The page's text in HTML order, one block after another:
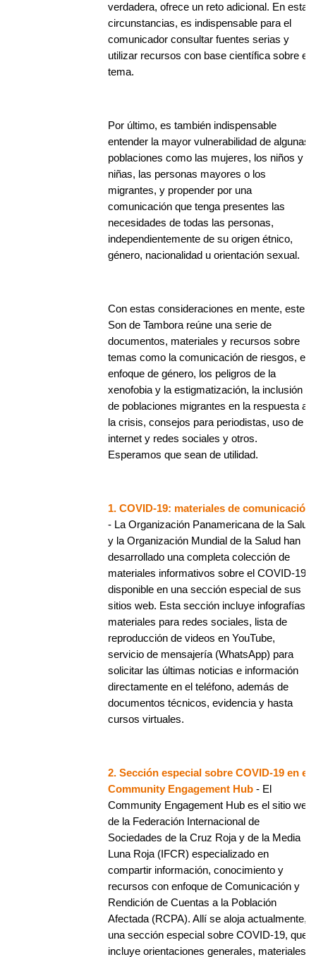
verdadera, ofrece un reto adicional. En estas
circunstancias, es indispensable para el
comunicador consultar fuentes serias y
utilizar recursos con base científica sobre el
tema.
Por último, es también indispensable
entender la mayor vulnerabilidad de algunas
poblaciones como las mujeres, los niños y
niñas, las personas mayores o los
migrantes, y propender por una
comunicación que tenga presentes las
necesidades de todas las personas,
independientemente de su origen étnico,
género, nacionalidad u orientación sexual.
Con estas consideraciones en mente, este
Son de Tambora reúne una serie de
documentos, materiales y recursos sobre
temas como la comunicación de riesgos, el
enfoque de género, los peligros de la
xenofobia y la estigmatización, la inclusión
de poblaciones migrantes en la respuesta a
la crisis, consejos para periodistas, uso de
internet y redes sociales y otros.
Esperamos que sean de utilidad.
1. COVID-19: materiales de comunicación
- La Organización Panamericana de la Salud
y la Organización Mundial de la Salud han
desarrollado una completa colección de
materiales informativos sobre el COVID-19,
disponible en una sección especial de sus
sitios web. Esta sección incluye infografías,
materiales para redes sociales, lista de
reproducción de videos en YouTube,
servicio de mensajería (WhatsApp) para
solicitar las últimas noticias e información
directamente en el teléfono, además de
documentos técnicos, evidencia y hasta
cursos virtuales.
2. Sección especial sobre COVID-19 en el
Community Engagement Hub - El
Community Engagement Hub es el sitio web
de la Federación Internacional de
Sociedades de la Cruz Roja y de la Media
Luna Roja (IFCR) especializado en
compartir información, conocimiento y
recursos con enfoque de Comunicación y
Rendición de Cuentas a la Población
Afectada (RCPA). Allí se aloja actualmente,
una sección especial sobre COVID-19, que
incluye orientaciones generales, materiales